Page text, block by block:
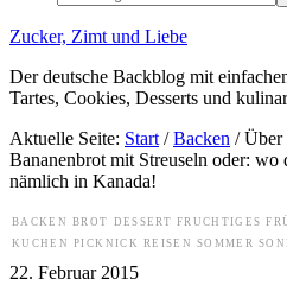
Zucker, Zimt und Liebe
Der deutsche Backblog mit
Tartes, Cookies, Desserts und
Aktuelle Seite: Start / Backen /Über
Bananenbrot mit Streuseln oder:
nämlich in Kanada!
BACKEN BROT DESSERT FRUCHTIGES
KUCHEN
PICKNICK REISEN SOMMER
22. Februar 2015